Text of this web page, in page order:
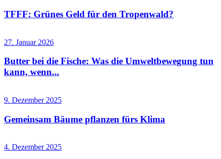
TFFF: Grünes Geld für den Tropenwald?
27. Januar 2026
Butter bei die Fische: Was die Umweltbewegung tun
kann, wenn...
9. Dezember 2025
Gemeinsam Bäume pflanzen fürs Klima
4. Dezember 2025